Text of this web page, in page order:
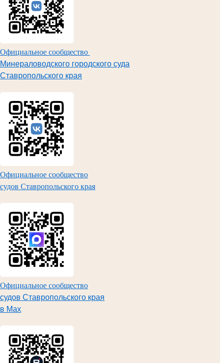
Официальное сообщество
Минераловодского городского суда
Ставропольского края
Официальное сообщество
судов Ставропольского края
Официальное сообщество
судов Ставропольского края
в Max